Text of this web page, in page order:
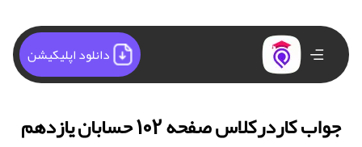
دانلود اپلیکیشن
جواب کاردرکلاس صفحه 102 حسابان یازدهم